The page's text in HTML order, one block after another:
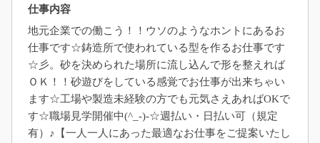
仕事内容
地元企業での働こう！！ウソのようなホントにあるお
仕事です☆鋳造所で使われている型を作るお仕事です
☆彡。砂を決められた場所に流し込んで形を整えれば
ＯＫ！！砂遊びをしている感覚でお仕事が出来ちゃい
ます☆工場や製造未経験の方でも元気さえあればOKで
す☆職場見学開催中(^_-)-☆週払い・日払い可（規定
有）♪【一人一人にあった最適なお仕事をご提案いたし